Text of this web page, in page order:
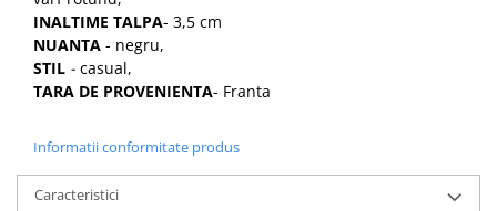
INALTIME TALPA- 3,5 cm
NUANTA - negru,
STIL - casual,
TARA DE PROVENIENTA- Franta
Informatii conformitate produs
Caracteristici